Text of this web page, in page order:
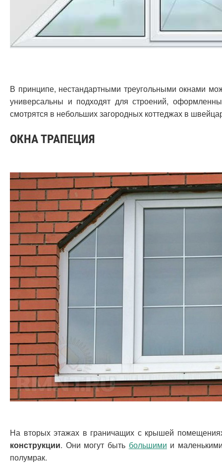
В принципе, нестандартными треугольными окнами
универсальны и подходят для строений,
смотрятся в небольших загородных коттеджах в
ОКНА ТРАПЕЦИЯ
На вторых этажах в граничащих с крышей
конструкции. Они могут быть большими и
полумрак.